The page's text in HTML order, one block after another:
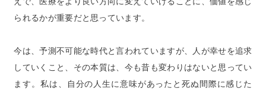
られるかが重要だと思っています。
今は、予測不可能な時代と言われていますが、人が幸せを追求
していくこと、その本質は、今も昔も変わりはないと思ってい
ます。私は、自分の人生に意味があったと死ぬ間際に感じた